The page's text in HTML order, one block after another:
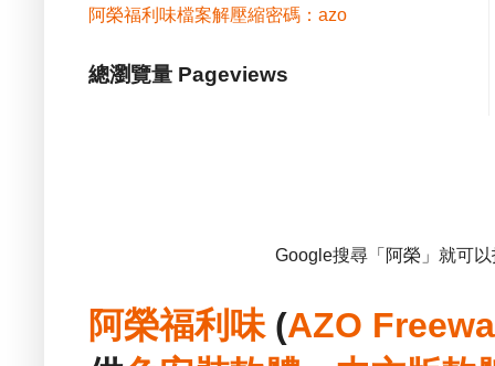
阿榮福利味檔案解壓縮密碼：azo
總瀏覽量 Pageviews
Google搜尋「阿榮」就可
阿榮福利味(AZO